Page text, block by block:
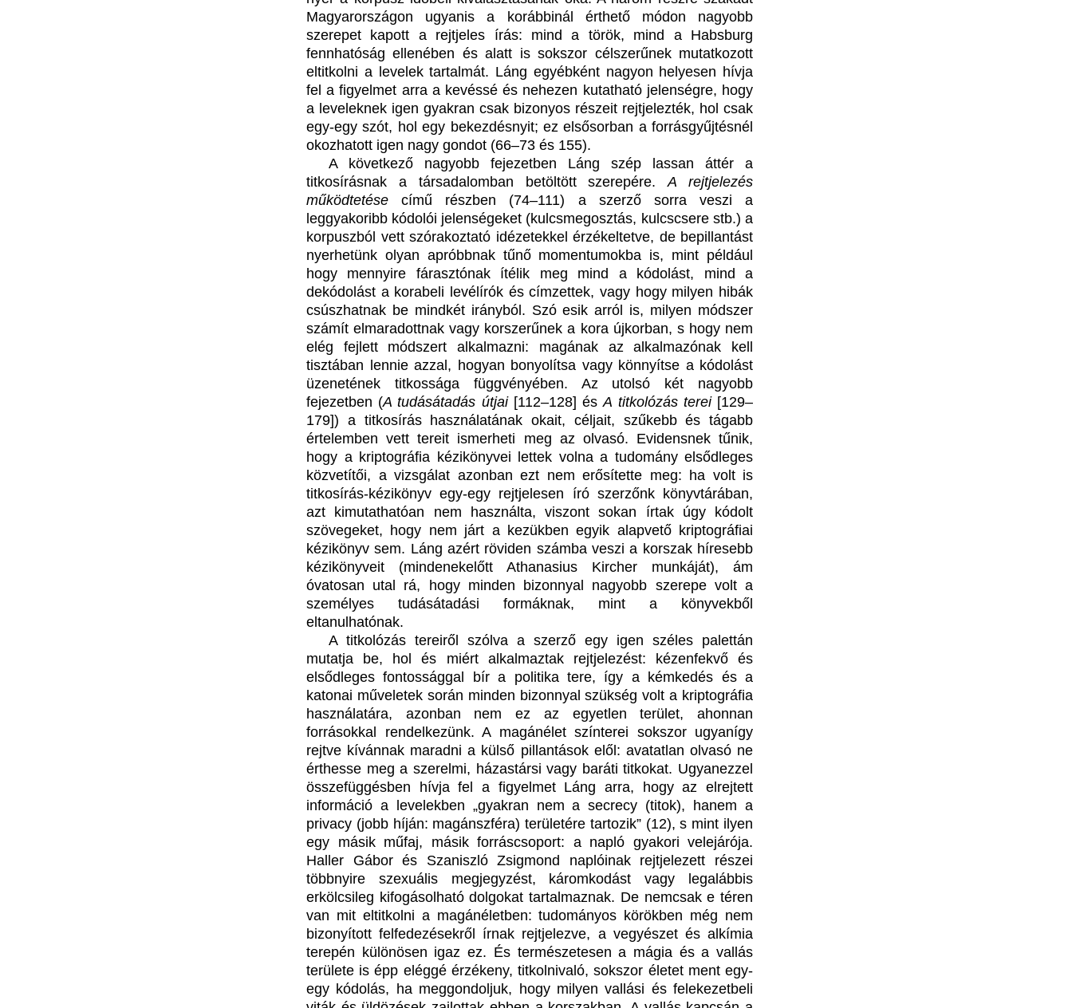
Magyarországon ugyanis a korábbinál érthető módon nagyobb
szerepet kapott a rejtjeles írás: mind a török, mind a Habsburg
fennhatóság ellenében és alatt is sokszor célszerűnek mutatkozott
eltitkolni a levelek tartalmát. Láng egyébként nagyon helyesen hívja
fel a figyelmet arra a kevéssé és nehezen kutatható jelenségre, hogy
a leveleknek igen gyakran csak bizonyos részeit rejtjelezték, hol csak
egy-egy szót, hol egy bekezdésnyit; ez elsősorban a forrásgyűjtésnél
okozhatott igen nagy gondot (66–73 és 155).
A következő nagyobb fejezetben Láng szép lassan áttér a
titkosírásnak a társadalomban betöltött szerepére.A rejtjelezés
működtetése című részben (74–111) a szerző sorra veszi a
leggyakoribb kódolói jelenségeket (kulcsmegosztás, kulcscsere stb.) a
korpuszból vett szórakoztató idézetekkel érzékeltetve, de bepillantást
nyerhetünk olyan apróbbnak tűnő momentumokba is, mint például
hogy mennyire fárasztónak ítélik meg mind a kódolást, mind a
dekódolást a korabeli levélírók és címzettek, vagy hogy milyen hibák
csúszhatnak be mindkét irányból. Szó esik arról is, milyen módszer
számít elmaradottnak vagy korszerűnek a kora újkorban, s hogy nem
elég fejlett módszert alkalmazni: magának az alkalmazónak kell
tisztában lennie azzal, hogyan bonyolítsa vagy könnyítse a kódolást
üzenetének titkossága függvényében. Az utolsó két nagyobb
fejezetben (A tudásátadás útjai[112–128] ésA titkolózás terei[129–
179]) a titkosírás használatának okait, céljait, szűkebb és tágabb
értelemben vett tereit ismerheti meg az olvasó. Evidensnek tűnik,
hogy a kriptográfia kézikönyvei lettek volna a tudomány elsődleges
közvetítői, a vizsgálat azonban ezt nem erősítette meg: ha volt is
titkosírás-kézikönyv egy-egy rejtjelesen író szerzőnk könyvtárában,
azt kimutathatóan nem használta, viszont sokan írtak úgy kódolt
szövegeket, hogy nem járt a kezükben egyik alapvető kriptográfiai
kézikönyv sem. Láng azért röviden számba veszi a korszak híresebb
kézikönyveit (mindenekelőtt Athanasius Kircher munkáját), ám
óvatosan utal rá, hogy minden bizonnyal nagyobb szerepe volt a
személyes tudásátadási formáknak, mint a könyvekből
eltanulhatónak.
A titkolózás tereiről szólva a szerző egy igen széles palettán
mutatja be, hol és miért alkalmaztak rejtjelezést: kézenfekvő és
elsődleges fontossággal bír a politika tere, így a kémkedés és a
katonai műveletek során minden bizonnyal szükség volt a kriptográfia
használatára, azonban nem ez az egyetlen terület, ahonnan
forrásokkal rendelkezünk. A magánélet színterei sokszor ugyanígy
rejtve kívánnak maradni a külső pillantások elől: avatatlan olvasó ne
érthesse meg a szerelmi, házastársi vagy baráti titkokat. Ugyanezzel
összefüggésben hívja fel a figyelmet Láng arra, hogy az elrejtett
információ a levelekben „gyakran nem a secrecy (titok), hanem a
privacy (jobb híján: magánszféra) területére tartozik” (12), s mint ilyen
egy másik műfaj, másik forráscsoport: a napló gyakori velejárója.
Haller Gábor és Szaniszló Zsigmond naplóinak rejtjelezett részei
többnyire szexuális megjegyzést, káromkodást vagy legalábbis
erkölcsileg kifogásolható dolgokat tartalmaznak. De nemcsak e téren
van mit eltitkolni a magánéletben: tudományos körökben még nem
bizonyított felfedezésekről írnak rejtjelezve, a vegyészet és alkímia
terepén különösen igaz ez. És természetesen a mágia és a vallás
területe is épp eléggé érzékeny, titkolnivaló, sokszor életet ment egy-
egy kódolás, ha meggondoljuk, hogy milyen vallási és felekezetbeli